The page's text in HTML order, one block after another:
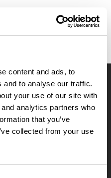
content and ads, to
and to analyse our traffic.
your use of our site with
analytics partners who
that you’ve
collected from your use